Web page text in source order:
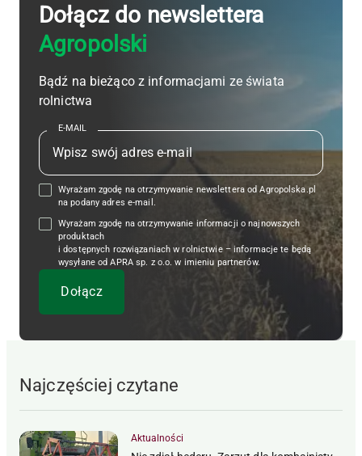
Dołącz do newslettera
Agropolski
Bądź na bieżąco z informacjami ze świata
rolnictwa
E-MAIL
Wyrażam zgodę na otrzymywanie newslettera od Agropolska.pl
na podany adres e-mail.
Wyrażam zgodę na otrzymywanie informacji o najnowszych
produktach
i dostępnych rozwiązaniach w rolnictwie – informacje te będą
wysyłane od APRA sp. z o.o. w imieniu partnerów.
Najczęściej czytane
Aktualności